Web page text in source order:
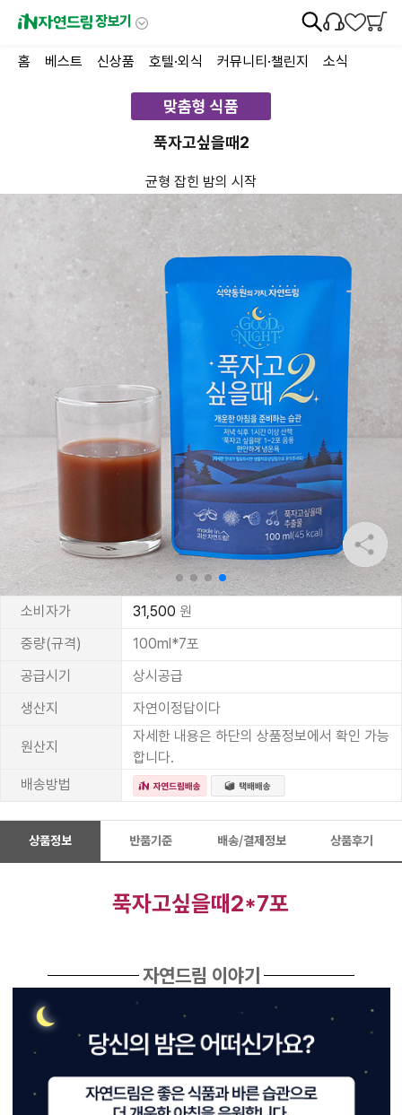
장보기
홈 베스트 신상품 호텔·외식 커뮤니티·챌린지 소식
맞춤형 식품
푹자고싶을때2
균형 잡힌 밤의 시작
소비자가 31,500 원
중량(규격)
100ml*7포
공급시기
상시공급
생산지
자연이정답이다
원산지
자세한 내용은 하단의 상품정보에서 확인 가능
합니다.
배송방법
상품정보 반품기준 배송/결제정보 상품후기
푹자고싶을때2*7포
자연드림 이야기